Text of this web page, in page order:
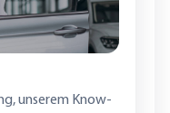
unserem Know-